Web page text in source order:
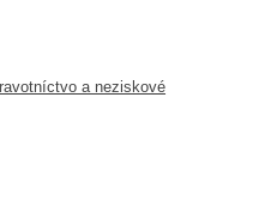
a neziskové